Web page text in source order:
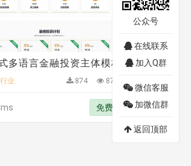
多语言金融投资主体模板
业 874 8777
免费
公众号
在线联系
加入Q群
微信客服
加微信群
返回顶部